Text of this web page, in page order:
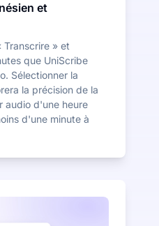
et
Transcrire » et
que UniScribe
Sélectionner la
la précision de la
audio d'une heure
d'une minute à